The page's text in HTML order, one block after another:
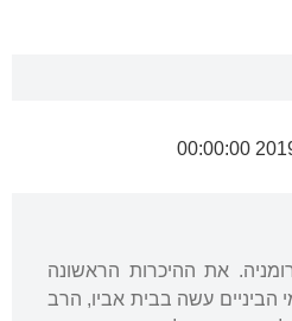
את ההיכרות הראשונה
הביניים עשה בבית אביו, הרב